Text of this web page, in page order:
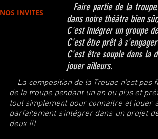
Faire partie de la
dans notre théâtre bien
C'est intégrer un groupe
C'est être prêt à
C'est être souple dans la
jouer ailleurs.
La composition de la Troupe n'est pas
de la troupe pendant un an ou plus et
tout simplement pour connaitre et jouer
parfaitement s'intégrer dans un projet
deux !!!
NOS INVITES